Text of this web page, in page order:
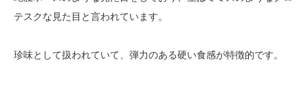
テスクな見た目と言われています。
珍味として扱われていて、弾力のある硬い食感が特徴的です。